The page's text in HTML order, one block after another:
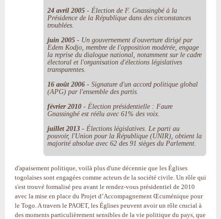
24 avril 2005 - Élection de F. Gnassingbé à la
Présidence de la République dans des circonstances
troublées.
juin 2005 - Un gouvernement d'ouverture dirigé par
Edem Kodjo, membre de l'opposition modérée, engage
la reprise du dialogue national, notamment sur le cadre
électoral et l'organisation d'élections législatives
transparentes.
16 août 2006 - Signature d'un accord politique global
(APG) par l'ensemble des partis.
février 2010 - Élection présidentielle : Faure
Gnassingbé est réélu avec 61% des voix.
juillet 2013 - Élections législatives. Le parti au
pouvoir, l'Union pour la République (UNIR), obtient la
majorité absolue avec 62 des 91 sièges du Parlement.
d'apaisement politique, voilà plus d'une décennie que les Églises
togolaises sont engagées comme acteurs de la société civile. Un rôle qui
s'est trouvé formalisé peu avant le rendez-vous présidentiel de 2010
avec la mise en place du Projet d’Accompagnement Œcuménique pour
le Togo. A travers le PAOET, les Églises peuvent avoir un rôle crucial à
des moments particulièrement sensibles de la vie politique du pays, que